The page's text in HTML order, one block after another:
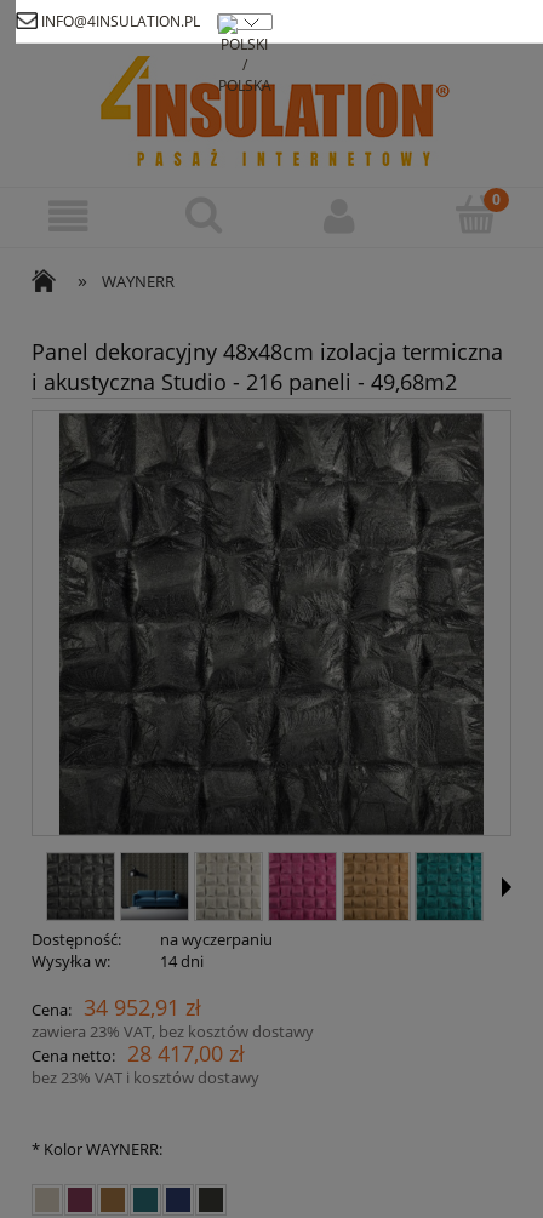
INFO@4INSULATION.PL
Zarejestruj się
» WAYNERR
Panel dekoracyjny 48x48cm izolacja termiczna
i akustyczna Studio - 216 paneli - 49,68m2
Dostępność:
na wyczerpaniu
Wysyłka w:
14 dni
Cena: 34 952,91 zł
zawiera 23% VAT, bez kosztów dostawy
Cena netto:
28 417,00 zł
bez 23% VAT i kosztów dostawy
* Kolor WAYNERR: